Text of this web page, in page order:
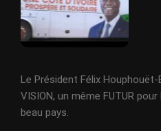
Le Président Félix
VISION, un même FUTUR
beau pays.